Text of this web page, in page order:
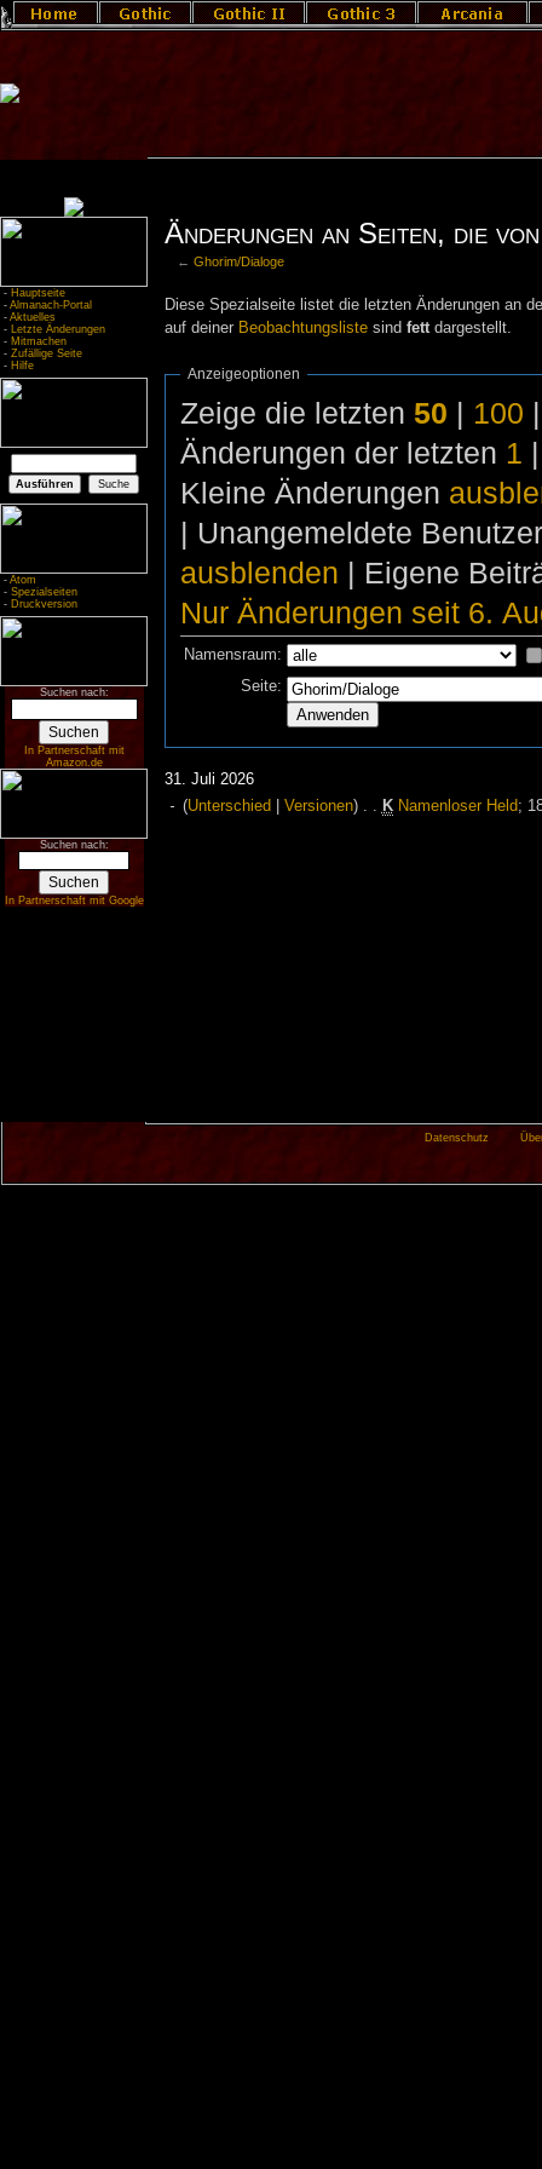
- Hauptseite
- Almanach-Portal
- Aktuelles
- Letzte Änderungen
- Mitmachen
- Zufällige Seite
- Hilfe
- Atom
- Spezialseiten
- Druckversion
Suchen nach:
In Partnerschaft mit
Amazon.de
Suchen nach:
In Partnerschaft mit Google
Änderungen an Seiten, die
←Ghorim/Dialoge
Diese Spezialseite listet die letzten Änderungen an
auf deiner Beobachtungslistesind fettdargestellt.
Anzeigeoptionen
Zeige die letzten 50 | 100
Änderungen der letzten 1
Kleine Änderungen
| Unangemeldete
ausblenden | Eigene
Nur Änderungen seit 6.
Namensraum:
Seite:
31. Juli 2026
(Unterschied Versionen) K Namenloser Held‎;
Datenschutz